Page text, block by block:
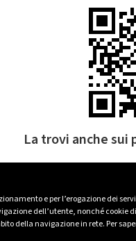
e per l’erogazione dei
dell’utente, nonché cookie
della navigazione in rete. Per
La trovi anche sui